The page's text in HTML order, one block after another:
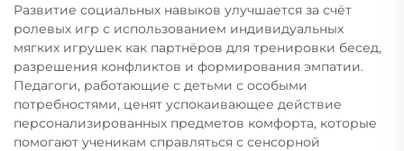
Развитие социальных навыков улучшается за счёт
ролевых игр с использованием индивидуальных
мягких игрушек как партнёров для тренировки бесед,
разрешения конфликтов и формирования эмпатии.
Педагоги, работающие с детьми с особыми
потребностями, ценят успокаивающее действие
персонализированных предметов комфорта, которые
помогают ученикам справляться с сенсорной